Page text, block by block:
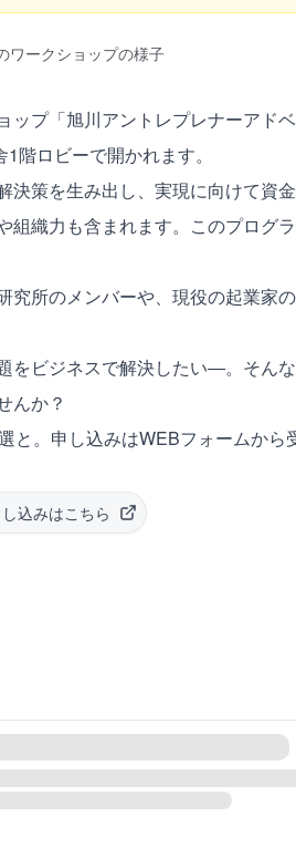
ワークショップの様子
ップ「旭川アントレプレナーアド
階ロビーで開かれます。
策を生み出し、実現に向けて資
織力も含まれます。このプログ
所のメンバーや、現役の起業家
をビジネスで解決したい―。そん
んか？
。申し込みはWEBフォームから
込みはこちら